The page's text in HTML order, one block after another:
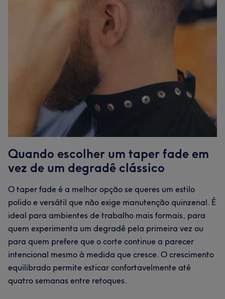
Quando escolher um taper fade em
vez de um degradê clássico
O taper fade é a melhor opção se queres um estilo
polido e versátil que não exige manutenção quinzenal. É
ideal para ambientes de trabalho mais formais, para
quem experimenta um degradê pela primeira vez ou
para quem prefere que o corte continue a parecer
intencional mesmo à medida que cresce. O crescimento
equilibrado permite esticar confortavelmente até
quatro semanas entre retoques.